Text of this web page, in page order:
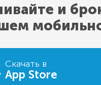
и
Скачать в
App Store